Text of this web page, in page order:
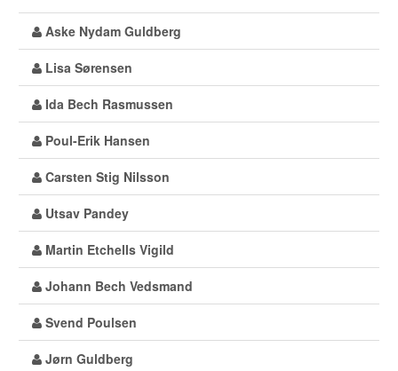
Aske Nydam Guldberg
Lisa Sørensen
Ida Bech Rasmussen
Poul-Erik Hansen
Carsten Stig Nilsson
Utsav Pandey
Martin Etchells Vigild
Johann Bech Vedsmand
Svend Poulsen
Jørn Guldberg